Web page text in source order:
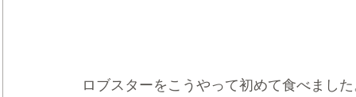
ロブスターをこうやって初めて食べまし